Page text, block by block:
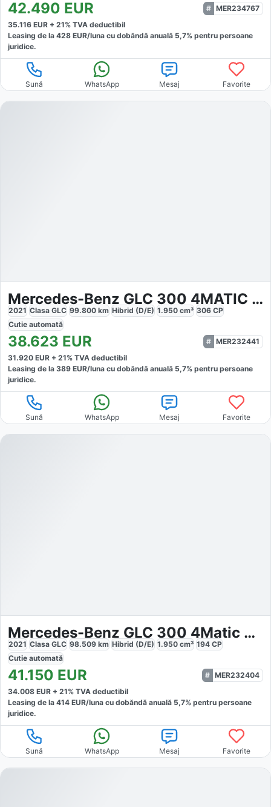
42.490 EUR
MER234767
35.116 EUR + 21% TVA deductibil
Leasing de la 428 EUR/luna cu dobăndă anuală 5,7% pentru persoane
juridice.
Sună WhatsApp Mesaj Favorite
Mercedes-Benz GLC 300 4MATIC AMG
2021 Clasa GLC 99.800 km Hibrid (D/E) 1.950 cm³ 306 CP
Cutie automată
38.623 EUR
MER232441
31.920 EUR + 21% TVA deductibil
Leasing de la 389 EUR/luna cu dobăndă anuală 5,7% pentru persoane
juridice.
Sună WhatsApp Mesaj Favorite
Mercedes-Benz GLC 300 4Matic AMG Night Pano AHK Sound
2021 Clasa GLC 98.509 km Hibrid (D/E) 1.950 cm³ 194 CP
Cutie automată
41.150 EUR
MER232404
34.008 EUR + 21% TVA deductibil
Leasing de la 414 EUR/luna cu dobăndă anuală 5,7% pentru persoane
juridice.
Sună WhatsApp Mesaj Favorite